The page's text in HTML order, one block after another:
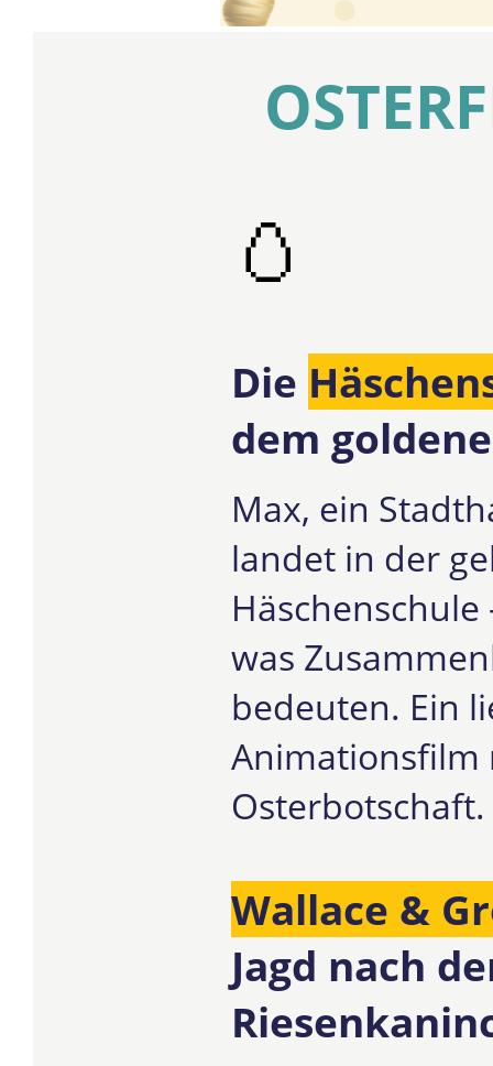
🥚
Die
dem
Max, ein
landet in der
was
bedeuten. Ein
Animationsfilm
Osterbotschaft.
Wallace &
Jagd nach